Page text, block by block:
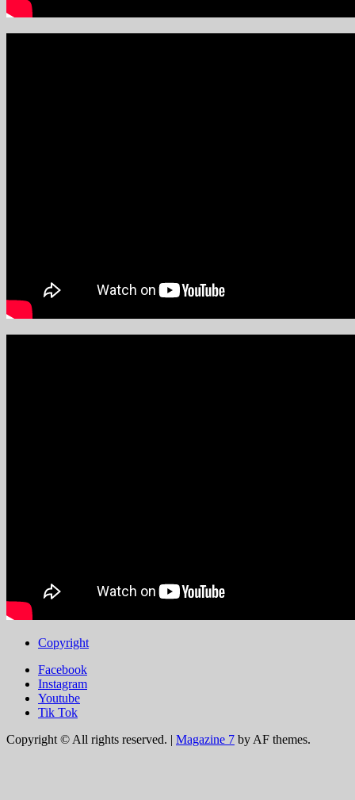
Copyright
Facebook
Instagram
Youtube
Tik Tok
Copyright © All rights reserved. | Magazine 7 by AF themes.